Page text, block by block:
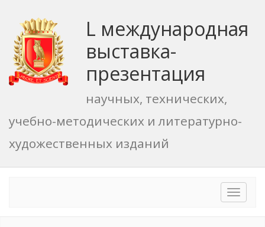
L международная
выставка-
презентация
научных, технических,
учебно-методических и литературно-
художественных изданий
Toggle